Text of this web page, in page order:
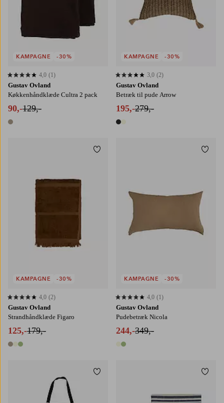
Gustav Ovland
Køkkenhåndklæde Cultra 2 pack
90,-129,-
1 farve
4,0 baseret på 1 bedømmelser
4,0 (1)
KAMPAGNE -30%
Gustav Ovland
Betræk til pude Arrow
195,-279,-
2 farver
3,0 baseret på 2 bedømmelser
3,0 (2)
KAMPAGNE -30%
Gustav Ovland
Strandhåndklæde Figaro
125,-179,-
3 farver
4,0 baseret på 2 bedømmelser
4,0 (2)
KAMPAGNE -30%
Tilføj til favoritter
Gustav Ovland
Pudebetræk Nicola
244,-349,-
2 farver
4,0 baseret på 1 bedømmelser
4,0 (1)
KAMPAGNE -30%
Tilføj til favoritter